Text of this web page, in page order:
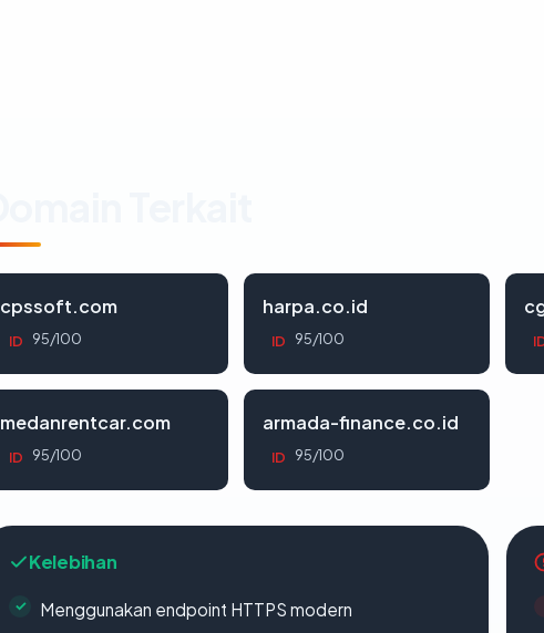
cpssoft.com
ID 95/100
harpa.co.id
ID 95/100
medanrentcar.com
ID 95/100
armada-finance.co.id
ID 95/100
Kelebihan
Menggunakan endpoint HTTPS modern